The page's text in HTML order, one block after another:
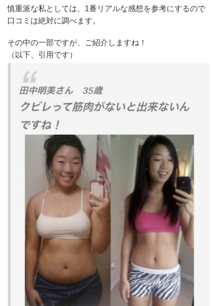
慎重派な私としては、1番リアルな感想を参考にするので
口コミは絶対に調べます。
その中の一部ですが、ご紹介しますね！
（以下、引用です）